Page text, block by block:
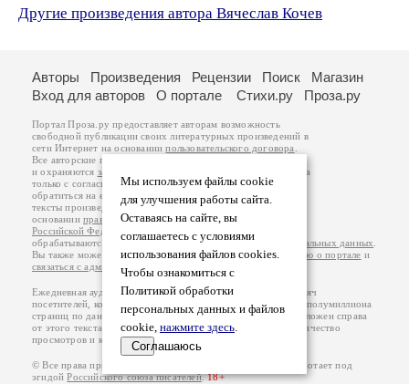
Другие произведения автора Вячеслав Кочев
Мы используем файлы cookie
для улучшения работы сайта.
Оставаясь на сайте, вы
соглашаетесь с условиями
использования файлов cookies.
Чтобы ознакомиться с
Политикой обработки
персональных данных и файлов
cookie, нажмите здесь.
Соглашаюсь
Авторы Произведения Рецензии Поиск
Магазин
Вход для авторов
О портале Стихи.ру Проза.ру
Портал Проза.ру предоставляет авторам возможность
свободной публикации своих литературных произведений в
сети Интернет на основаниипользовательского договора
Все авторские права на произведения принадлежат авторам
и охраняются законом
. Перепечатка произведений возможна
только с согласия его автора, к которому вы можете
обратиться на его авторской странице. Ответственность за
тексты произведений авторы несут самостоятельно на
основанииправил публикацииизаконодательства
Российской Федерации
обрабатываются на основанииПолитики обработки персональных данных
Вы также можете посмотреть более подробнуюинформацию о портале и
связаться с администрацией
Ежедневная аудитория портала Проза.ру – порядка 100 тысяч
посетителей, которые в общей сумме просматривают более полумиллиона
страниц по данным счетчика посещаемости, который расположен справа
от этого текста. В каждой графе указано по две цифры: количество
просмотров и количество посетителей.
© Все права принадлежат авторам, 2000-2026. Портал работает под
эгидойРоссийского союза писателей.18+